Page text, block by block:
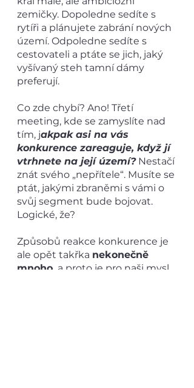
zemičky. Dopoledne sedíte s
rytíři a plánujete zabrání nových
území. Odpoledne sedíte s
cestovateli a ptáte se jich, jaký
vyšívaný steh tamní dámy
preferují.
Co zde chybí? Ano! Třetí
meeting, kde se zamyslíte nad
tím, jakpak asi na vás
konkurence zareaguje, když jí
vtrhnete na její území? Nestačí
znát svého „nepřítele“. Musíte se
ptát, jakými zbraněmi s vámi o
svůj segment bude bojovat.
Logické, že?
Způsobů reakce konkurence je
ale opět takřka nekonečně
mnoho, a proto je pro naši mysl